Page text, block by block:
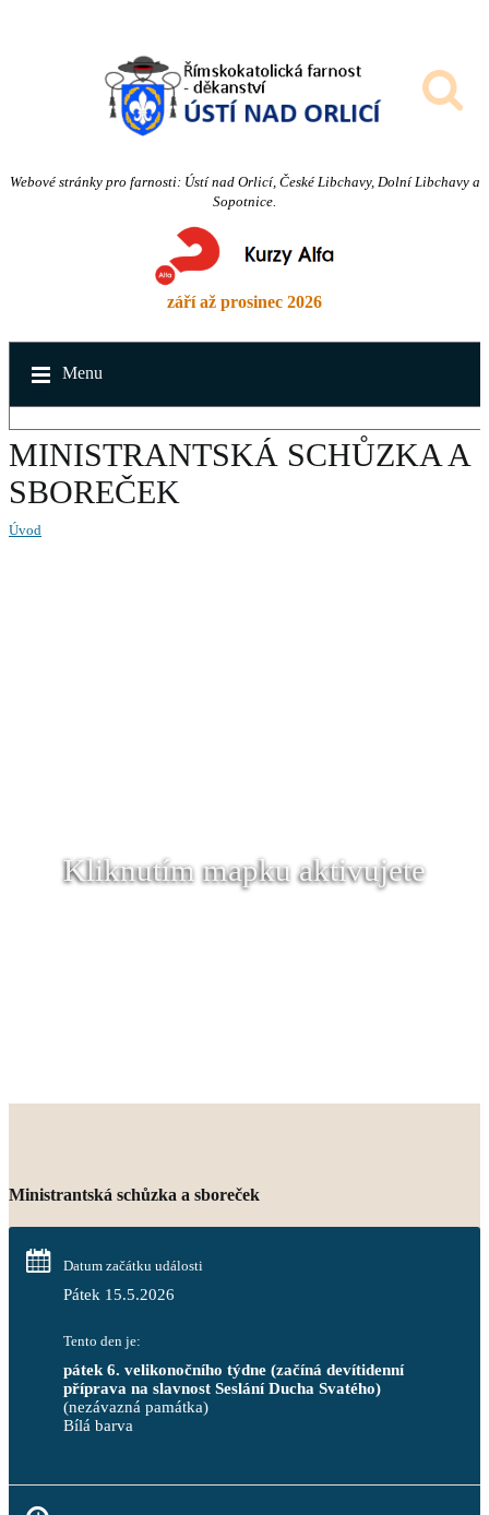
Webové stránky pro farnosti: Ústí nad Orlicí, České Libchavy, Dolní Libchavy a
Sopotnice.
září až prosinec 2026
Menu
MINISTRANTSKÁ SCHŮZKA A
SBOREČEK
Úvod
Kliknutím mapku aktivujete
Ministrantská schůzka a sboreček
Datum začátku události
Pátek 15.5.2026
Tento den je:
pátek 6. velikonočního týdne (začíná devítidenní
příprava na slavnost Seslání Ducha Svatého)
(nezávazná památka)
Bílá barva